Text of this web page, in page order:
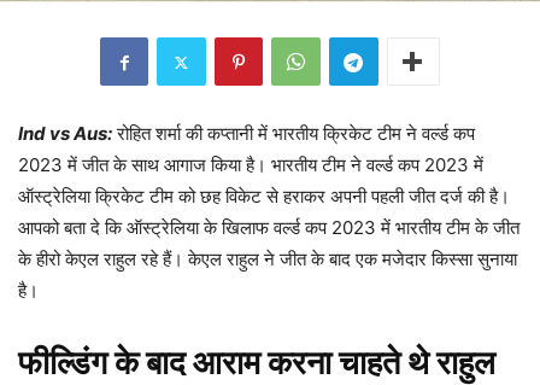
Ind vs Aus:रोहित शर्मा की कप्तानी में भारतीय क्रिकेट टीम ने वर्ल्ड कप
2023 में जीत के साथ आगाज किया है। भारतीय टीम ने वर्ल्ड कप 2023 में
ऑस्ट्रेलिया क्रिकेट टीम को छह विकेट से हराकर अपनी पहली जीत दर्ज की है।
आपको बता दे कि ऑस्ट्रेलिया के खिलाफ वर्ल्ड कप 2023 में भारतीय टीम के जीत
के हीरो केएल राहुल रहे हैं। केएल राहुल ने जीत के बाद एक मजेदार किस्सा सुनाया
है।
फील्डिंग के बाद आराम करना चाहते थे राहुल